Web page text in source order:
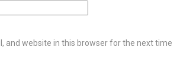
and website in this browser for the next time